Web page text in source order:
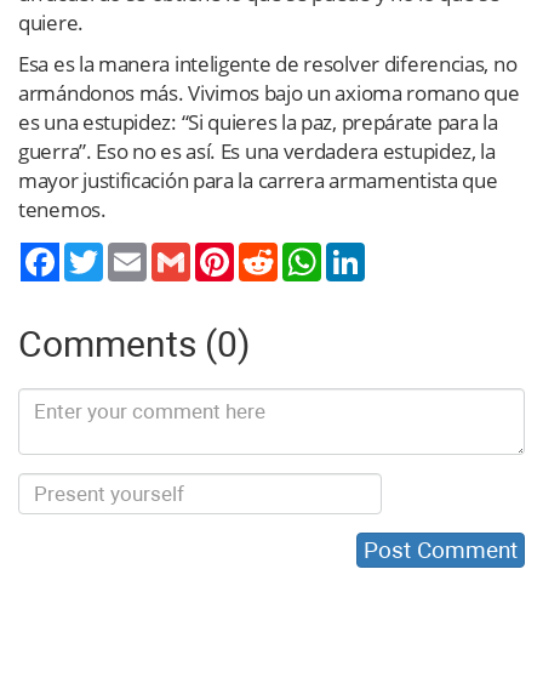
quiere.
Esa es la manera inteligente de resolver diferencias, no
armándonos más. Vivimos bajo un axioma romano que
es una estupidez: “Si quieres la paz, prepárate para la
guerra”. Eso no es así. Es una verdadera estupidez, la
mayor justificación para la carrera armamentista que
tenemos.
TwitterEmail Gmail PinterestReddit WhatsApp
Comments (0)